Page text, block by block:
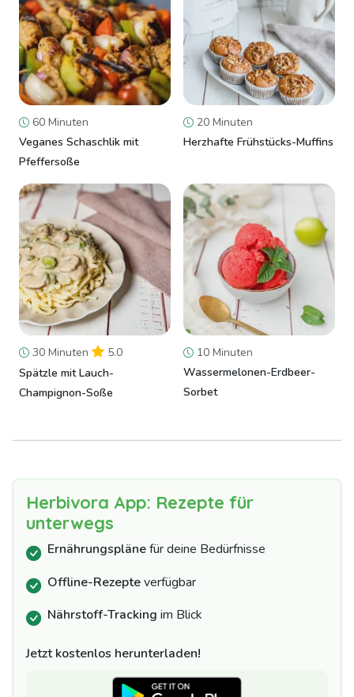
60 Minuten
Veganes Schaschlik mit
Pfeffersoße
20 Minuten
Herzhafte Frühstücks-Muffins
30 Minuten
5.0
Spätzle mit Lauch-
Champignon-Soße
10 Minuten
Wassermelonen-Erdbeer-
Sorbet
Herbivora App: Rezepte für
unterwegs
Ernährungsplänefür deine Bedürfnisse
Offline-Rezepteverfügbar
Nährstoff-Tracking im Blick
Jetzt kostenlos herunterladen!